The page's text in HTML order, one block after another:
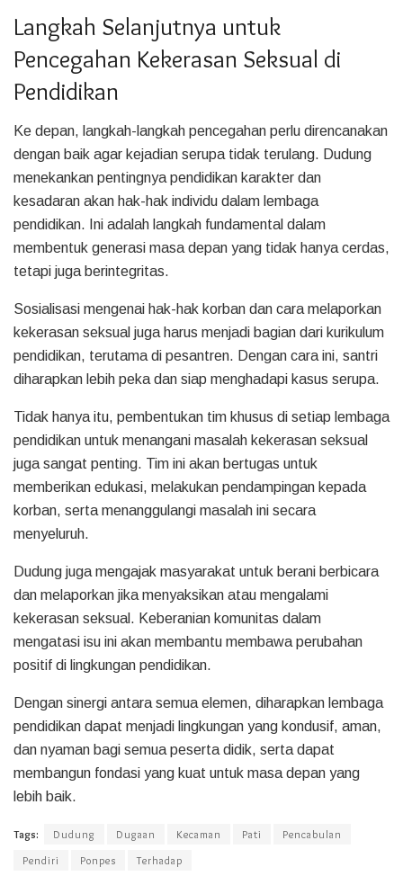
Langkah Selanjutnya untuk
Pencegahan Kekerasan Seksual di
Pendidikan
Ke depan, langkah-langkah pencegahan perlu direncanakan
dengan baik agar kejadian serupa tidak terulang. Dudung
menekankan pentingnya pendidikan karakter dan
kesadaran akan hak-hak individu dalam lembaga
pendidikan. Ini adalah langkah fundamental dalam
membentuk generasi masa depan yang tidak hanya cerdas,
tetapi juga berintegritas.
Sosialisasi mengenai hak-hak korban dan cara melaporkan
kekerasan seksual juga harus menjadi bagian dari kurikulum
pendidikan, terutama di pesantren. Dengan cara ini, santri
diharapkan lebih peka dan siap menghadapi kasus serupa.
Tidak hanya itu, pembentukan tim khusus di setiap lembaga
pendidikan untuk menangani masalah kekerasan seksual
juga sangat penting. Tim ini akan bertugas untuk
memberikan edukasi, melakukan pendampingan kepada
korban, serta menanggulangi masalah ini secara
menyeluruh.
Dudung juga mengajak masyarakat untuk berani berbicara
dan melaporkan jika menyaksikan atau mengalami
kekerasan seksual. Keberanian komunitas dalam
mengatasi isu ini akan membantu membawa perubahan
positif di lingkungan pendidikan.
Dengan sinergi antara semua elemen, diharapkan lembaga
pendidikan dapat menjadi lingkungan yang kondusif, aman,
dan nyaman bagi semua peserta didik, serta dapat
membangun fondasi yang kuat untuk masa depan yang
lebih baik.
Tags: Dudung Dugaan Kecaman Pati
Pencabulan
Pendiri
Ponpes Terhadap